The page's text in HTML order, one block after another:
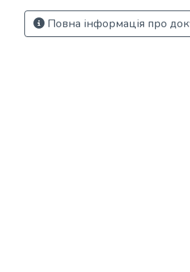
Повна інформація про